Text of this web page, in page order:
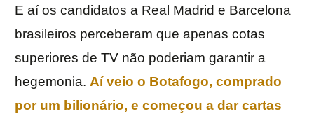
E aí os candidatos a Real Madrid e Barcelona
brasileiros perceberam que apenas cotas
superiores de TV não poderiam garantir a
hegemonia. Aí veio o Botafogo, comprado
por um bilionário, e começou a dar cartas